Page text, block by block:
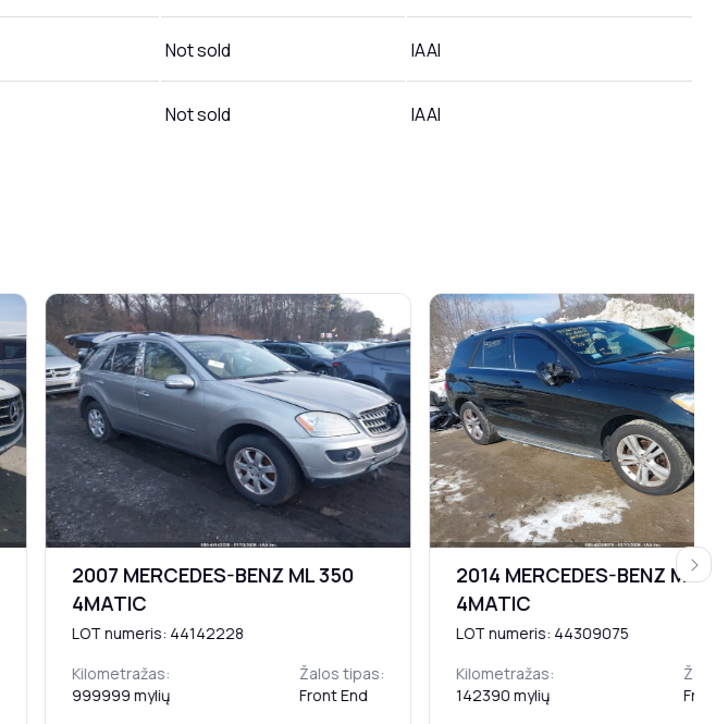
Not sold IAAI
Not sold IAAI
2007 MERCEDES-BENZ ML 350
4MATIC
LOT numeris: 44142228
Kilometražas:
999999 mylių
Žalos tipas:
Front End
2014 MERCEDES-BENZ ML
4MATIC
LOT numeris: 44309075
Kilometražas:
142390 mylių
Next